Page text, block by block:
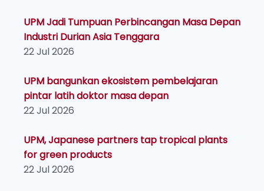
UPM Jadi Tumpuan Perbincangan Masa Depan
Industri Durian Asia Tenggara
22 Jul 2026
UPM bangunkan ekosistem pembelajaran
pintar latih doktor masa depan
22 Jul 2026
UPM, Japanese partners tap tropical plants
for green products
22 Jul 2026